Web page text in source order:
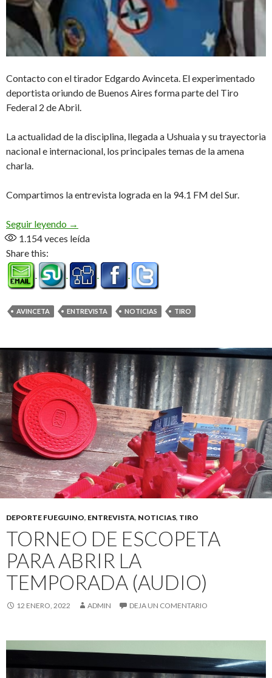
Contacto con el tirador Edgardo Avinceta. El experimentado
deportista oriundo de Buenos Aires forma parte del Tiro
Federal 2 de Abril.
La actualidad de la disciplina, llegada a Ushuaia y su trayectoria
nacional e internacional, los principales temas de la amena
charla.
Compartimos la entrevista lograda en la 94.1 FM del Sur.
Seguir leyendo A los tiradores en su día (Audio)
→
1.154veces leída
Share this:
AVINCETA ENTREVISTA NOTICIAS TIRO
DEPORTE FUEGUINO, ENTREVISTA, NOTICIAS, TIRO
TORNEO DE ESCOPETA
PARA ABRIR LA
TEMPORADA (AUDIO)
12 ENERO, 2022 ADMIN DEJA UN COMENTARIO